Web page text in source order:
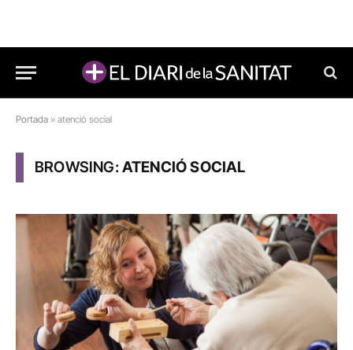
Portada » atenció social
BROWSING:ATENCIÓ SOCIAL